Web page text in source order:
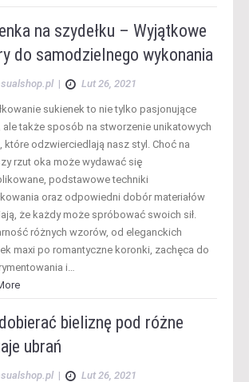
na szydełku – Wyjątkowe
do samodzielnego wykonania
| Lut 26, 2021
sukienek to nie tylko pasjonujące
ale także sposób na stworzenie unikatowych
które odzwierciedlają nasz styl. Choć na
rzut oka może wydawać się
podstawowe techniki
oraz odpowiedni dobór materiałów
że każdy może spróbować swoich sił.
różnych wzorów, od eleganckich
maxi po romantyczne koronki, zachęca do
i…
bieliznę pod różne
ubrań
| Lut 26, 2021